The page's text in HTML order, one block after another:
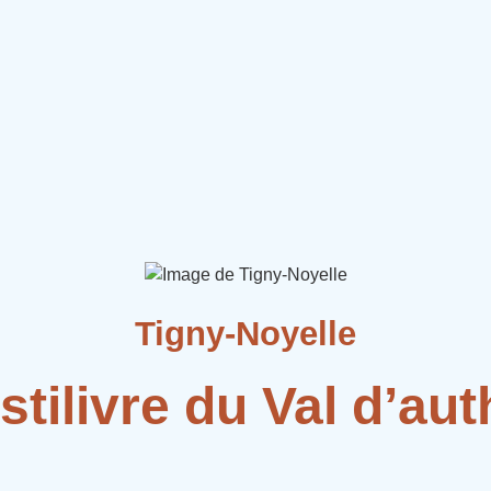
Tigny-Noyelle
du Val